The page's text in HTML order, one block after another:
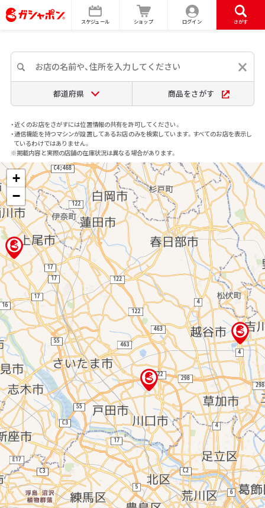
スケジュール ショップ ログイン さがす
都道府県 商品をさがす
・近くのお店をさがすには位置情報の共有を許可してください。
・通信機能を持つマシンが設置してあるお店のみを検索しています。すべてのお店を表示し
ているわけではありません。
※掲載内容と実際の店舗の在庫状況は異なる場合があります。
+
−